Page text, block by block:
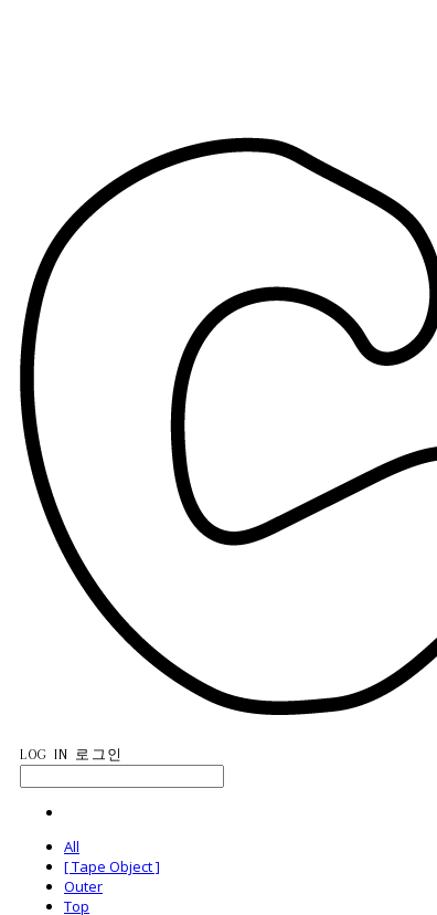
LOG IN 로그인
All
[ Tape Object ]
Outer
Top